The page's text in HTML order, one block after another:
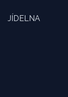
JÍDELNA